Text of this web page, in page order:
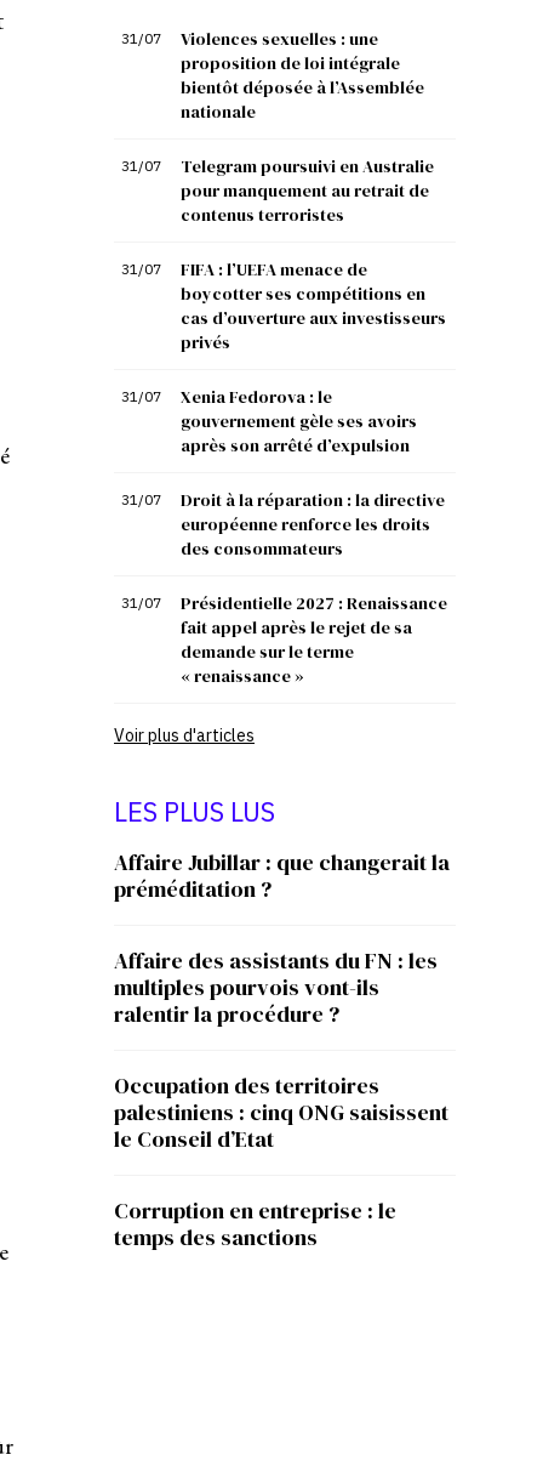
31/07
Violences sexuelles : une
proposition de loi intégrale
bientôt déposée à l’Assemblée
nationale
31/07
Telegram poursuivi en Australie
pour manquement au retrait de
contenus terroristes
31/07
FIFA : l’UEFA menace de
boycotter ses compétitions en
cas d’ouverture aux investisseurs
privés
31/07
Xenia Fedorova : le
gouvernement gèle ses avoirs
après son arrêté d’expulsion
31/07
Droit à la réparation : la directive
européenne renforce les droits
des consommateurs
31/07
Présidentielle 2027 : Renaissance
fait appel après le rejet de sa
demande sur le terme
« renaissance »
Voir plus d'articles
LES PLUS LUS
Affaire Jubillar : que changerait la
préméditation ?
Affaire des assistants du FN : les
multiples pourvois vont-ils
ralentir la procédure ?
Occupation des territoires
palestiniens : cinq ONG saisissent
le Conseil d’Etat
Corruption en entreprise : le
temps des sanctions